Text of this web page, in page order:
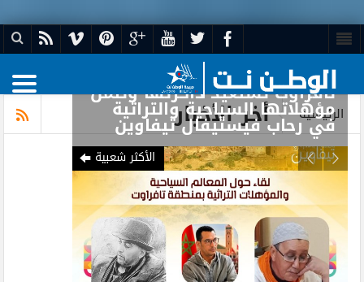
الرئيسيه أخر الأخبار
الأكثر شعبية
تافراوت تستعيد ذاكرتها وتثمن
مؤهلاتها السياحية والتراثية
في رحاب فيستيفال تيفاوين